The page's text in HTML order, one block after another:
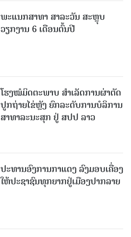
ພະແນກສາທາ ສາລະວັນ ສະຫຼຸບ
ວຽກງານ 6 ເດືອນຕົ້ນປີ
ໂຮງໝໍມິດຕະພາບ ສໍາເລັດການຜ່າຕັດ
ປູກຖ່າຍໄຂ່ຫຼັງ ຍົກລະດັບການບໍລິການ
ສາທາລະນະສຸກ ຢູ່ ສປປ ລາວ
ປະທານອົງການກາແດງ ລົງມອບເຄື່ອງ
ໃຫ້ປະຊາຊົນທຸກຍາກຢູ່ເມືອງປາກລາຍ